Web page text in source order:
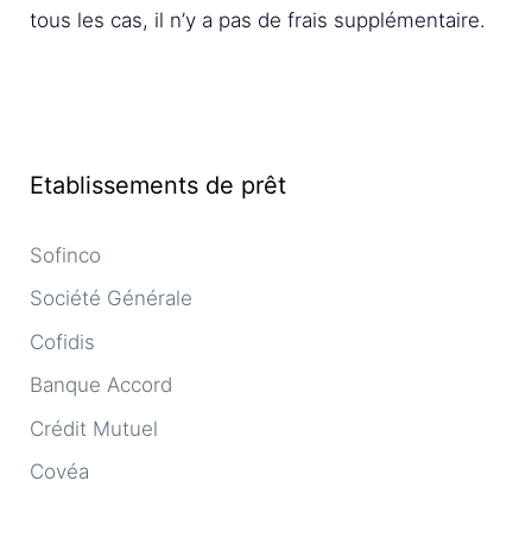
tous les cas, il n’y a pas de frais supplémentaire.
Etablissements de prêt
Sofinco
Société Générale
Cofidis
Banque Accord
Crédit Mutuel
Covéa